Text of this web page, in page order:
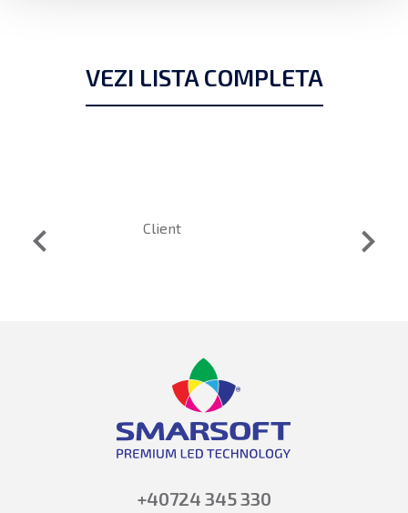
VEZI LISTA COMPLETA
keyboard_arrow_left keyboard_arrow_right
+40724 345 330